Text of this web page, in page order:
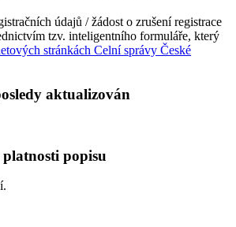
údajů / žádost o zrušení registrace
tzv. inteligentního formuláře, který
stránkách Celní správy České
aktualizován
popisu